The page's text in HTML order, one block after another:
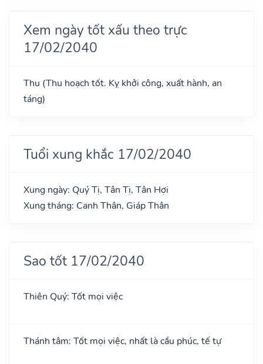
Xem ngày tốt xấu theo trực
17/02/2040
Thu (Thu hoạch tốt. Kỵ khởi công, xuất hành, an
táng)
Tuổi xung khắc 17/02/2040
Xung ngày: Quý Tị, Tân Tị, Tân Hợi
Xung tháng: Canh Thân, Giáp Thân
Sao tốt 17/02/2040
Thiên Quý: Tốt mọi việc
Thánh tâm: Tốt mọi việc, nhất là cầu phúc, tế tự